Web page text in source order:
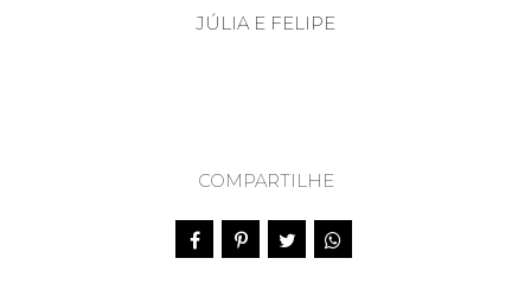
JÚLIA E FELIPE
COMPARTILHE